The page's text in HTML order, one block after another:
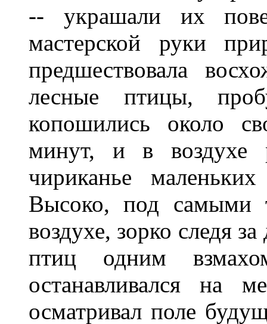
-- украшали их
мастерской руки
предшествовала
лесные птицы,
копошились около
минут, и в воздухе
чириканье
Высоко, под самыми
воздухе, зорко следя
птиц одним
останавливался на
осматривал поле